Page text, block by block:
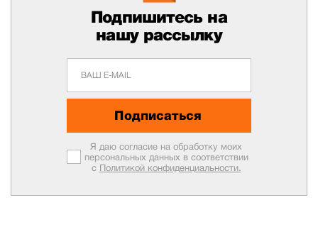
Подпишитесь на
нашу рассылку
Подписаться
Я даю согласие на обработку моих
персональных данных в соответствии
с Политикой конфиденциальности.